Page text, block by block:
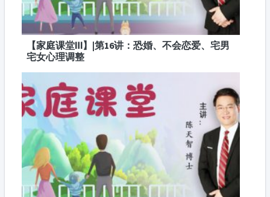
【家庭课堂Ⅲ】|第16讲：恐婚、不会恋爱、宅男
宅女心理调整